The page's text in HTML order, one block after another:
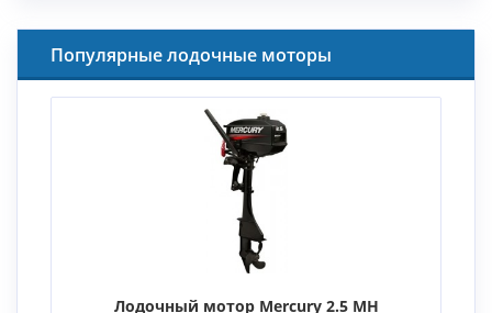
Популярные лодочные моторы
Лодочный мотор Mercury 2.5 MH